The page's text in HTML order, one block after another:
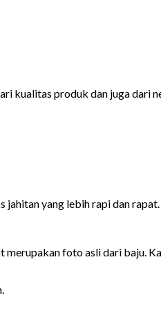
kualitas produk dan juga dari
yang lebih rapi dan rapat.
merupakan foto asli dari baju.